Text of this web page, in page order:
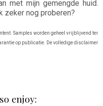
met mijn gemengde huid.
zeker nog proberen?
Samples worden geheel vrijblijvend ter
op publicatie. De volledige disclaimer
enjoy: